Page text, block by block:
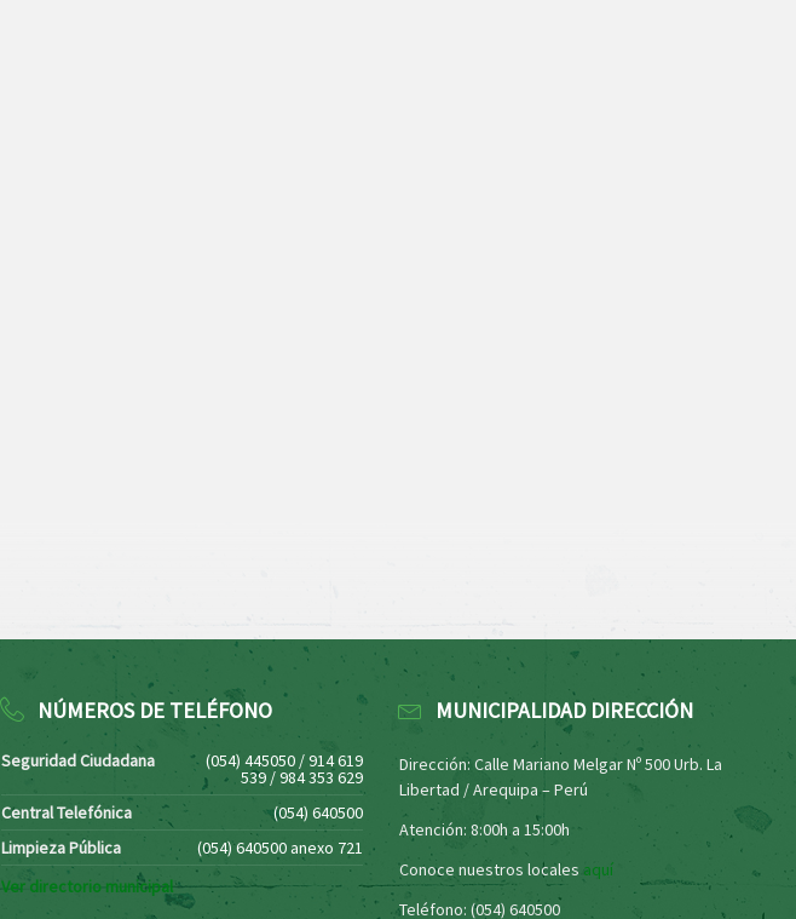
NÚMEROS DE TELÉFONO
Seguridad Ciudadana (054) 445050 / 914 619
539 / 984 353 629
Central Telefónica
(054) 640500
Limpieza Pública
(054) 640500 anexo 721
Ver directorio municipal
MUNICIPALIDAD DIRECCIÓN
Dirección: Calle Mariano Melgar Nº 500 Urb. La
Libertad / Arequipa – Perú
Atención: 8:00h a 15:00h
Conoce nuestros locales aquí
Teléfono: (054) 640500